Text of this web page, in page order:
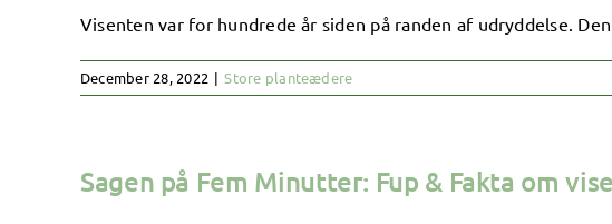
Visenten var for hundrede år siden på randen af udryddelse.
December 28, 2022 | Store planteædere
Sagen på Fem Minutter: Fup & Fakta om